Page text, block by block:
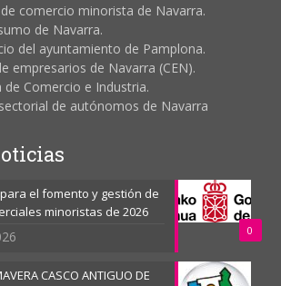
comercio minorista de Navarra.
de Navarra.
del ayuntamiento de Pamplona.
empresarios de Navarra (CEN).
de Comercio e Industria.
de autónomos de Navarra
0
el fomento y gestión de
minoristas de 2026
CASCO ANTIGUO DE